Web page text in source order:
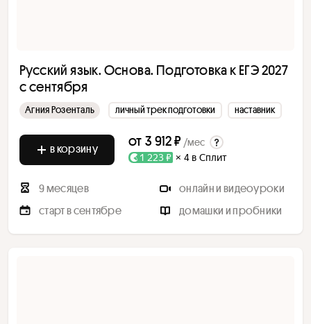
Русский язык. Основа. Подготовка к ЕГЭ 2027
с сентября
Агния Розенталь личный трек подготовки наставник
в корзину от 3 912 ₽ /мес
1 223 ₽ × 4 в Сплит
9 месяцев
онлайн и видеоуроки
старт в сентябре
домашки и пробники